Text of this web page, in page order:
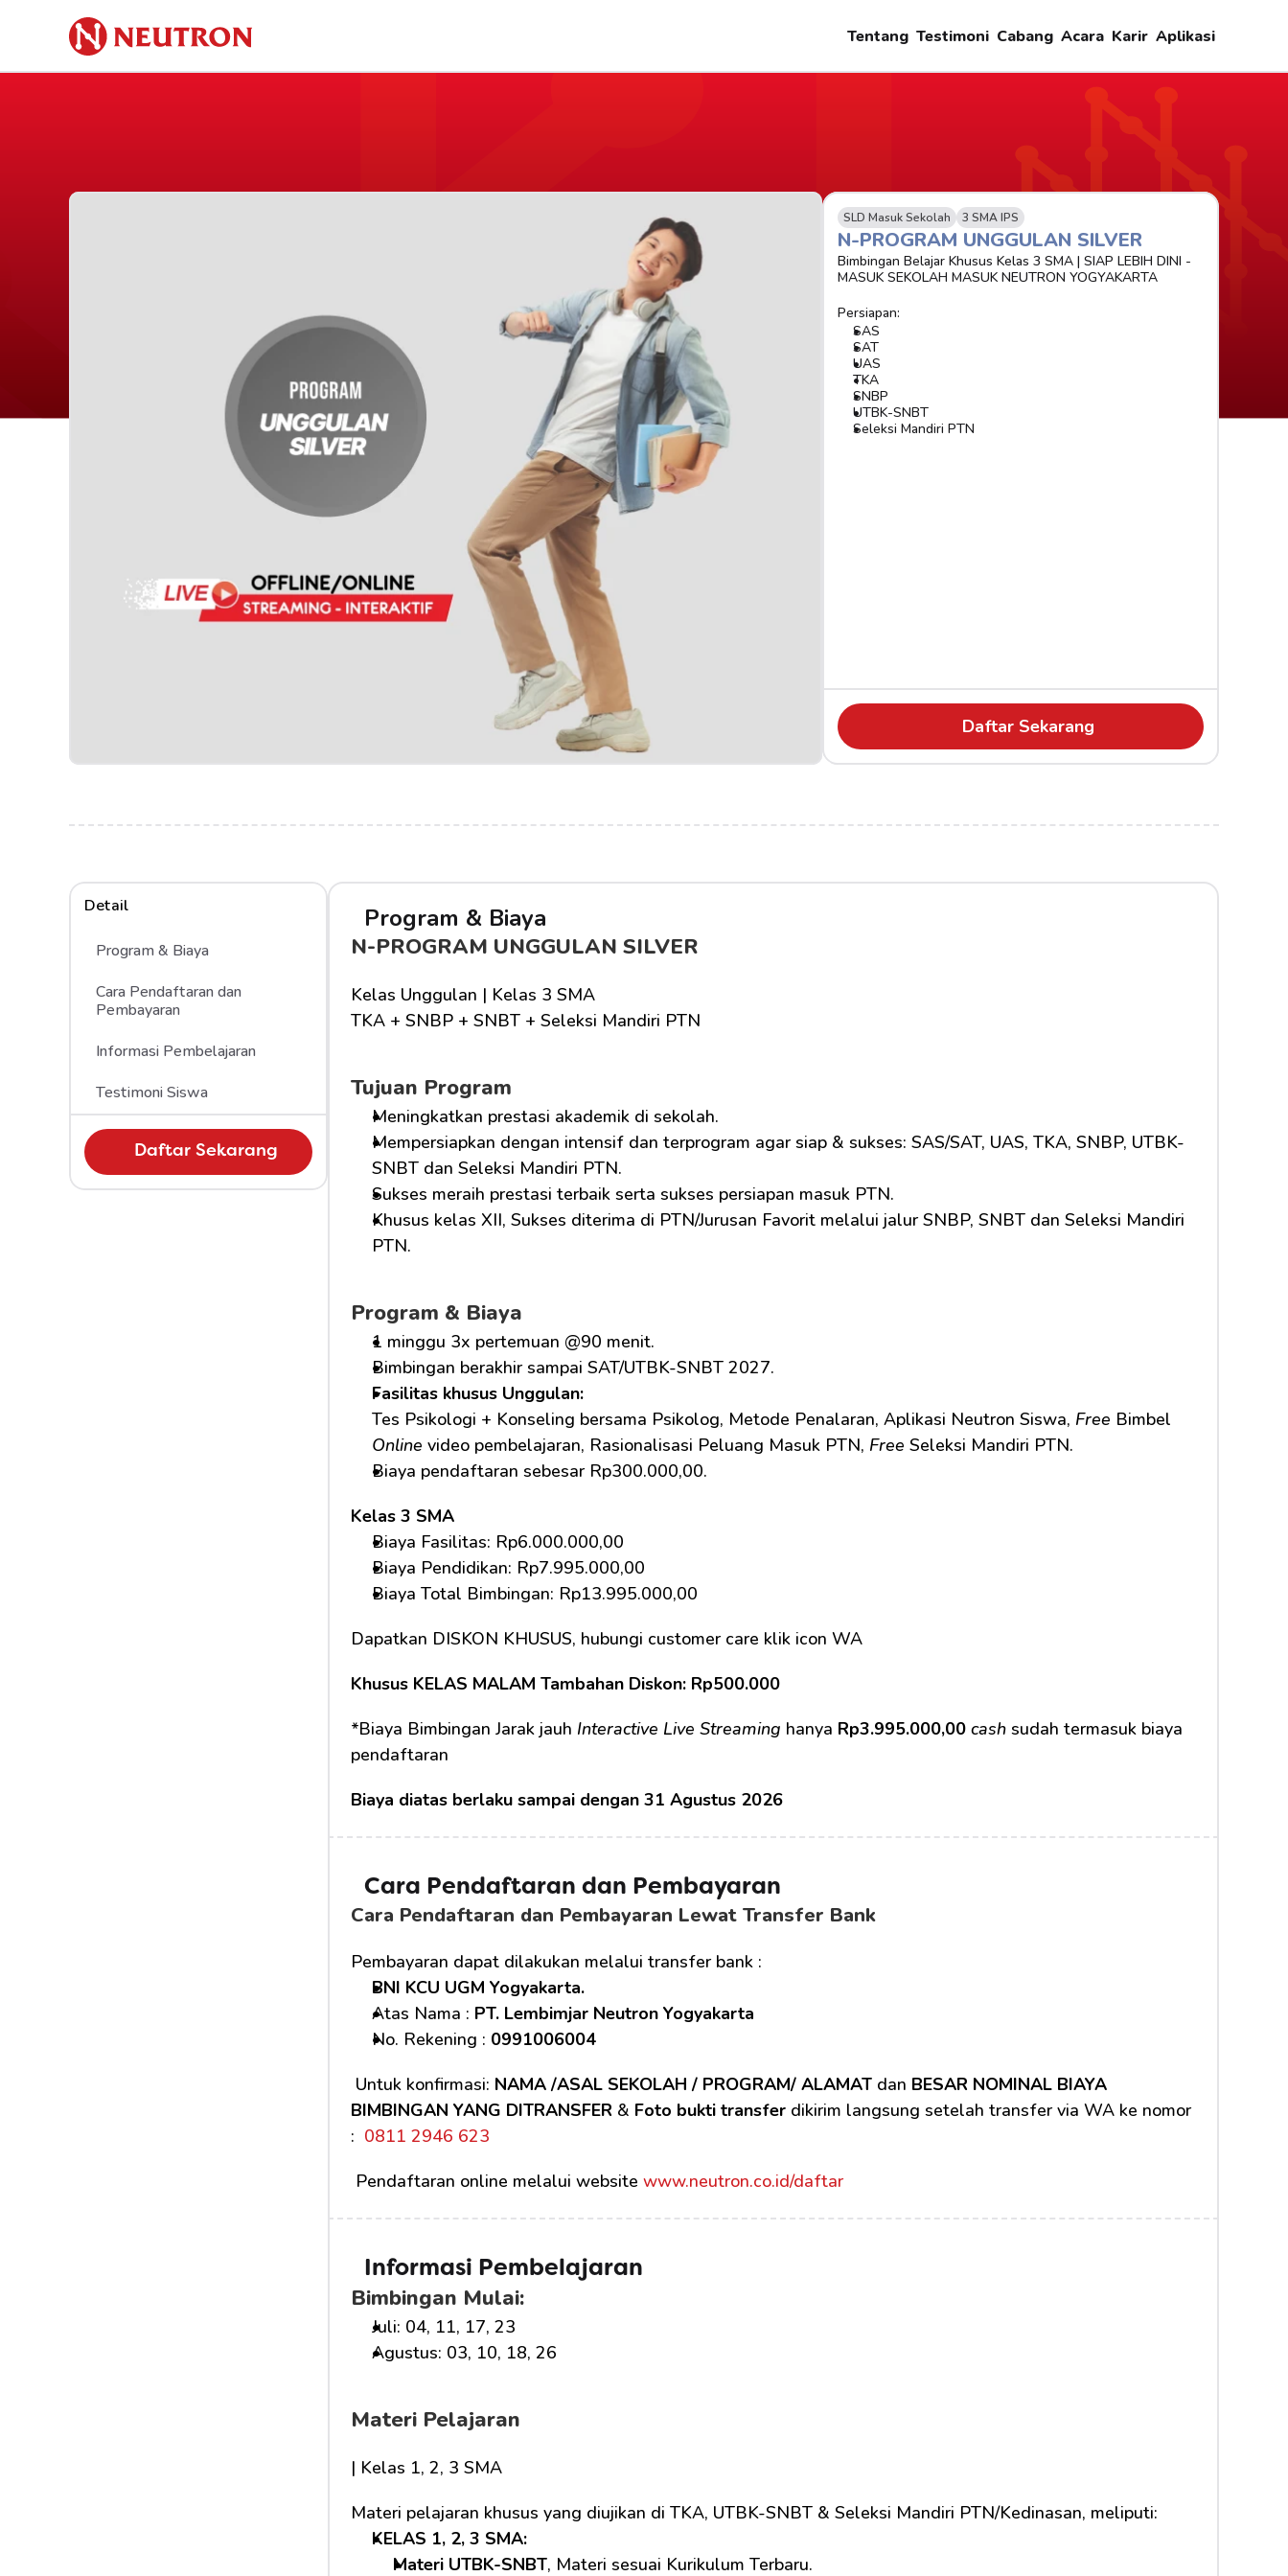
Tentang Testimoni Cabang Acara Karir Aplikasi
SLD Masuk Sekolah 3 SMA IPS
N-PROGRAM UNGGULAN SILVER
Bimbingan Belajar Khusus Kelas 3 SMA | SIAP LEBIH DINI -
MASUK SEKOLAH MASUK NEUTRON YOGYAKARTA
Persiapan:
SAS
SAT
UAS
TKA
SNBP
UTBK-SNBT
Seleksi Mandiri PTN
Daftar Sekarang
Detail
Program & Biaya
Cara Pendaftaran dan
Pembayaran
Informasi Pembelajaran
Testimoni Siswa
Daftar Sekarang
Program & Biaya
N-PROGRAM UNGGULAN SILVER
Kelas Unggulan | Kelas 3 SMA
TKA + SNBP + SNBT + Seleksi Mandiri PTN
Tujuan Program
Meningkatkan prestasi akademik di sekolah.
Mempersiapkan dengan intensif dan terprogram agar siap & sukses: SAS/SAT, UAS, TKA, SNBP, UTBK-
SNBT dan Seleksi Mandiri PTN.
Sukses meraih prestasi terbaik serta sukses persiapan masuk PTN.
Khusus kelas XII, Sukses diterima di PTN/Jurusan Favorit melalui jalur SNBP, SNBT dan Seleksi Mandiri
PTN.
Program & Biaya
1 minggu 3x pertemuan @90 menit.
Bimbingan berakhir sampai SAT/UTBK-SNBT 2027.
Fasilitas khusus Unggulan:
Tes Psikologi + Konseling bersama Psikolog, Metode Penalaran, Aplikasi Neutron Siswa, Free
Online video pembelajaran, Rasionalisasi Peluang Masuk PTN, Free Seleksi Mandiri PTN.
Biaya pendaftaran sebesar Rp300.000,00.
Kelas 3 SMA
Biaya Fasilitas: Rp6.000.000,00
Biaya Pendidikan: Rp7.995.000,00
Biaya Total Bimbingan: Rp13.995.000,00
Dapatkan DISKON KHUSUS, hubungi customer care klik icon WA
Khusus KELAS MALAM Tambahan Diskon: Rp500.000
*Biaya Bimbingan Jarak jauh Interactive Live Streaming hanya Rp3.995.000,00 cash sudah termasuk biaya
pendaftaran
Biaya diatas berlaku sampai dengan 31 Agustus 2026
Cara Pendaftaran dan Pembayaran
Cara Pendaftaran dan Pembayaran Lewat Transfer Bank
Pembayaran dapat dilakukan melalui transfer bank :
BNI KCU UGM Yogyakarta.
Atas Nama : PT. Lembimjar Neutron Yogyakarta
No. Rekening : 0991006004
Untuk konfirmasi: NAMA /ASAL SEKOLAH / PROGRAM/ ALAMAT dan BESAR NOMINAL BIAYA
BIMBINGAN YANG DITRANSFER & Foto bukti transfer dikirim langsung setelah transfer via WA ke nomor
: 0811 2946 623
Pendaftaran online melalui website www.neutron.co.id/daftar
Informasi Pembelajaran
Bimbingan Mulai:
Juli: 04, 11, 17, 23
Agustus: 03, 10, 18, 26
Materi Pelajaran
| Kelas 1, 2, 3 SMA
Materi pelajaran khusus yang diujikan di TKA, UTBK-SNBT & Seleksi Mandiri PTN/Kedinasan, meliputi:
KELAS 1, 2, 3 SMA:
Materi UTBK-SNBT, Materi sesuai Kurikulum Terbaru.